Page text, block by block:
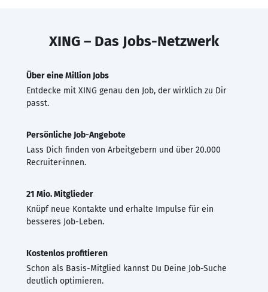
XING – Das Jobs-Netzwerk
Über eine Million Jobs
Entdecke mit XING genau den Job, der wirklich zu Dir
passt.
Persönliche Job-Angebote
Lass Dich finden von Arbeitgebern und über 20.000
Recruiter·innen.
21 Mio. Mitglieder
Knüpf neue Kontakte und erhalte Impulse für ein
besseres Job-Leben.
Kostenlos profitieren
Schon als Basis-Mitglied kannst Du Deine Job-Suche
deutlich optimieren.